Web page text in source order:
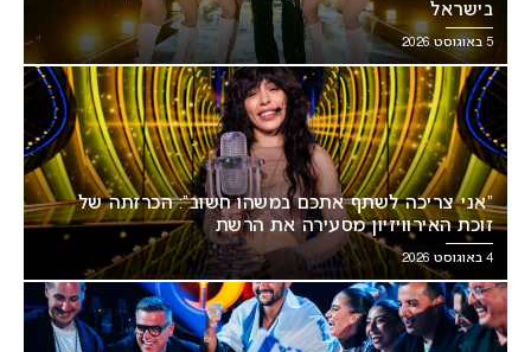
בישראל
5 באוגוסט 2026
“אני צריכה לשתף אתכם במשהו חשוב”: הכרזתה של
זוכת האירוויזיון מסעירה את הרשת
4 באוגוסט 2026